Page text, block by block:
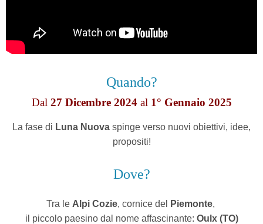
Quando?
Dal 27 Dicembre 2024al 1° Gennaio 2025
La fase di Luna Nuova spinge verso nuovi obiettivi, idee,
propositi!
Dove?
Tra le Alpi Cozie, cornice del Piemonte,
il piccolo paesino dal nome affascinante: Oulx (TO)